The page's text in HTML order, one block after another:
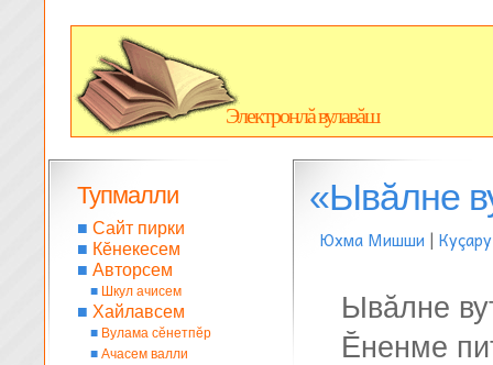
Электронлă вулавăш
«Ывăлне
Юхма Мишши | Куçару
Ывăлне
Ĕненме
Тупмалли
■ Сайт пирки
■ Кĕнекесем
■ Авторсем
■ Шкул ачисем
■ Хайлавсем
■ Вулама сĕнетпĕр
■ Ачасем валли